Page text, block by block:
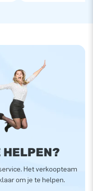
HELPEN?
Het verkoopteam
om je te helpen.